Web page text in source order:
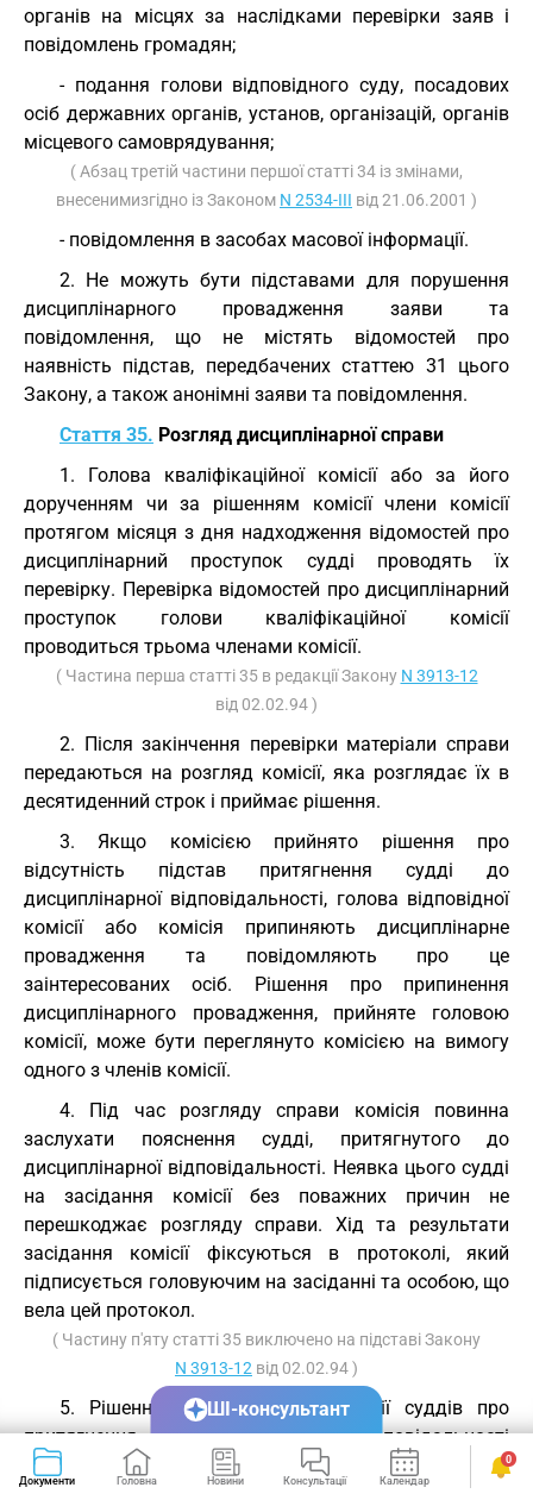
органів на місцях за наслідками перевірки заяв і
повідомлень громадян;
- подання голови відповідного суду, посадових
осіб державних органів, установ, організацій, органів
місцевого самоврядування;
( Абзац третій частини першої статті 34 із змінами,
внесенимизгідно із Законом N 2534-III від 21.06.2001 )
- повідомлення в засобах масової інформації.
2. Не можуть бути підставами для порушення
дисциплінарного провадження заяви та
повідомлення, що не містять відомостей про
наявність підстав, передбачених статтею 31 цього
Закону, а також анонімні заяви та повідомлення.
Стаття 35. Розгляд дисциплінарної справи
1. Голова кваліфікаційної комісії або за його
дорученням чи за рішенням комісії члени комісії
протягом місяця з дня надходження відомостей про
дисциплінарний проступок судді проводять їх
перевірку. Перевірка відомостей про дисциплінарний
проступок голови кваліфікаційної комісії
проводиться трьома членами комісії.
( Частина перша статті 35 в редакції Закону N 3913-12
від 02.02.94 )
2. Після закінчення перевірки матеріали справи
передаються на розгляд комісії, яка розглядає їх в
десятиденний строк і приймає рішення.
3. Якщо комісією прийнято рішення про
відсутність підстав притягнення судді до
дисциплінарної відповідальності, голова відповідної
комісії або комісія припиняють дисциплінарне
провадження та повідомляють про це
заінтересованих осіб. Рішення про припинення
дисциплінарного провадження, прийняте головою
комісії, може бути переглянуто комісією на вимогу
одного з членів комісії.
4. Під час розгляду справи комісія повинна
заслухати пояснення судді, притягнутого до
дисциплінарної відповідальності. Неявка цього судді
на засідання комісії без поважних причин не
перешкоджає розгляду справи. Хід та результати
засідання комісії фіксуються в протоколі, який
підписується головуючим на засіданні та особою, що
вела цей протокол.
( Частину п'яту статті 35 виключено на підставі Закону
N 3913-12 від 02.02.94 )
5. Рішення кваліфікаційної комісії суддів про
притягнення до дисциплінарної відповідальності
суддів апеляційних та місцевих судів може бути
оскаржено до Вищої ради юстиції протягом десяти
Документи Головна Новини Консультації Календар Сервіси
0
ШІ-консультант